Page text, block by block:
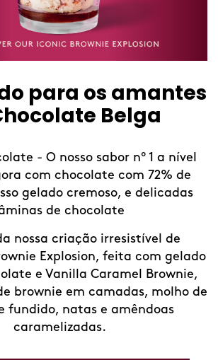
nº 1 a nível
72% de
delicadas
de
com gelado
Brownie,
molho de
Neste verão, faz
lojas Häagen-
limonadas de
nossos
refrescantes
nova forma
Descubra as